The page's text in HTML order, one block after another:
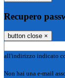
Recupero
button close ×
all'indirizzo indicato
Non hai una e-mail